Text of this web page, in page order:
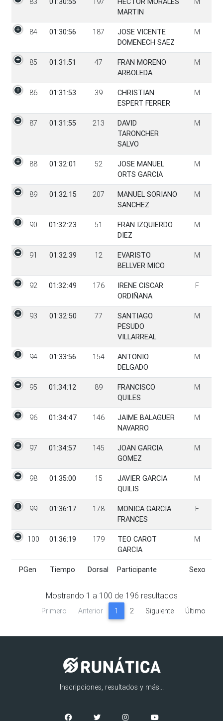
PGen Tiempo Dorsal Participante Sexo
MARTIN
84 01:30:56 187
JOSE VICENTE
DOMENECH SAEZ
M
85 01:31:51 47
FRAN MORENO
ARBOLEDA
M
86 01:31:53 39
CHRISTIAN
ESPERT FERRER
M
87 01:31:55 213
DAVID
TARONCHER
SALVO
M
88 01:32:01 52
JOSE MANUEL
ORTS GARCIA
M
89 01:32:15 207
MANUEL SORIANO
SANCHEZ
M
90 01:32:23 51
FRAN IZQUIERDO
DIEZ
M
91 01:32:39 12
EVARISTO
BELLVER MICO
M
92 01:32:49 176
IRENE CISCAR
ORDIÑANA
F
93 01:32:50 77
SANTIAGO
PESUDO
VILLARREAL
M
94 01:33:56 154
ANTONIO
DELGADO
M
95 01:34:12 89
FRANCISCO
QUILES
M
96 01:34:47 146
JAIME BALAGUER
NAVARRO
M
97 01:34:57 145
JOAN GARCIA
GOMEZ
M
98 01:35:00 15
JAVIER GARCIA
QUILIS
M
99 01:36:17 178
MONICA GARCIA
FRANCES
F
100 01:36:19 179
TEO CAROT
GARCIA
M
PGen Tiempo Dorsal Participante Sexo
Mostrando 1 a 100 de 196 resultados
Primero Anterior 1 2 Siguiente Último
Inscripciones, resultados y más...